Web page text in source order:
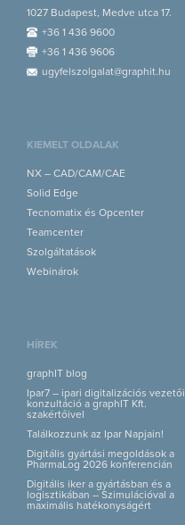
1027 Budapest, Medve utca 17.
+36 1 436 9600
+36 1 436 9606
ugyfelszolgalat@graphit.hu
KIEMELT OLDALAK
NX – CAD/CAM/CAE
Solid Edge
Tecnomatix és Opcenter
Teamcenter
Szolgáltatások
Webinárok
HÍREK
graphIT blog
Ipar7 – ipari digitalizációs vezetői
konzultáció a graphIT Kft.
szakértőivel
Találkozzunk az Ipar Napjain!
Digitális gyártási megoldások a
PharmaLog 2026 konferencián
Digitális iker a gyártásban és a
logisztikában – Szimulációval a
maximális hatékonyságért